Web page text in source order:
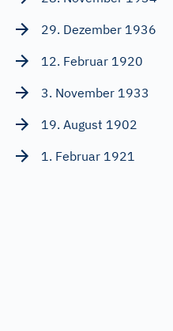
29. Dezember 1936
12. Februar 1920
3. November 1933
19. August 1902
1. Februar 1921